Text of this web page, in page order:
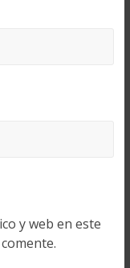
y web en este